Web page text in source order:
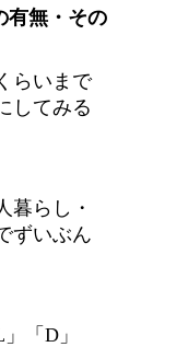
有無・その
らいまで
してみる
暮らし・
ずいぶん
「D」